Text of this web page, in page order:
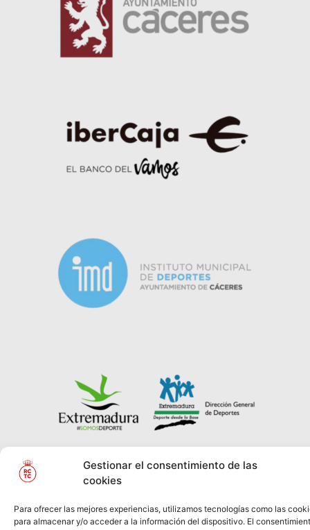
Gestionar el consentimiento de las
cookies
Para ofrecer las mejores experiencias, utilizamos tecnologías como las
para almacenar y/o acceder a la información del dispositivo. El
© REAL CLUB DE
TENIS
2026
de Cookies